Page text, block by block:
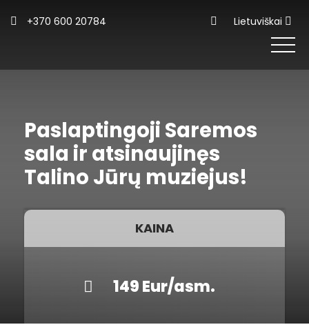
+370 600 20784 Lietuviškai
Paslaptingoji Saremos
sala ir atsinaujinęs
Talino Jūrų muziejus!
KAINA
149 Eur/asm.